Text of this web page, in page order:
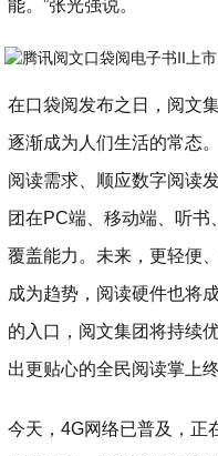
能。”张光强说。
在口袋阅发布之日，阅文
逐渐成为人们生活的常态
阅读需求、顺应数字阅读
团在PC端、移动端、听
覆盖能力。未来，更轻便
成为趋势，阅读硬件也将
的入口，阅文集团将持续
出更贴心的全民阅读掌上
今天，4G网络已普及，正